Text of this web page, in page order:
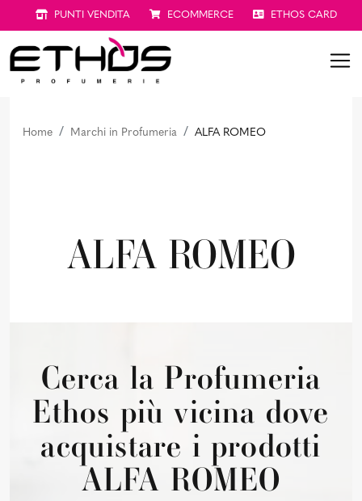
PUNTI VENDITA ECOMMERCE ETHOS CARD
Home Marchi in Profumeria ALFA ROMEO
ALFA ROMEO
Cerca la Profumeria
Ethos più vicina dove
acquistare i prodotti
ALFA ROMEO